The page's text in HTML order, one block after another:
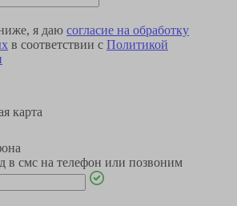
я даю согласие на обработку
в соответствии с Политикой
карта
в смс на телефон или позвоним